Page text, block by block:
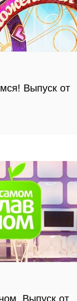
Выпуск от
Выпуск от